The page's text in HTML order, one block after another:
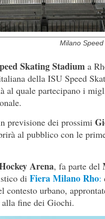
Milano
Skating Stadium a
della ISU Speed
al quale partecipano i
previsione dei prossimi
al pubblico con le
Arena, fa parte del
di Fiera Milano Rho:
contesto urbano,
fine dei Giochi.